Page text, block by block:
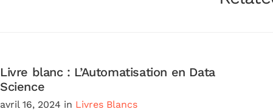
Livre blanc : L’Automatisation en Data
Science
avril 16, 2024 in Livres Blancs